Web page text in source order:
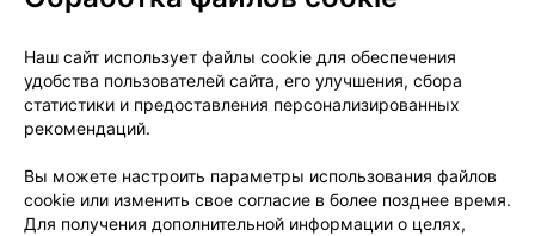
О проекте
Новости проекта
Размещение рекламы
Медицинский маркетинг
Публичный договор
Доставка
Способы оплаты
Вакансии
Партнеры
Написать руководителю 103.by
Наш сайт использует файлы cookie для обеспечения
удобства пользователей сайта, его улучшения, сбора
статистики и предоставления персонализированных
рекомендаций.
Вы можете настроить параметры использования файлов
cookie или изменить свое согласие в более позднее время.
Для получения дополнительной информации о целях,